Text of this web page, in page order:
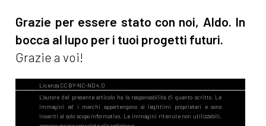
Grazie per essere stato con noi, Aldo. In
bocca al lupo per i tuoi progetti futuri.
Grazie a voi!